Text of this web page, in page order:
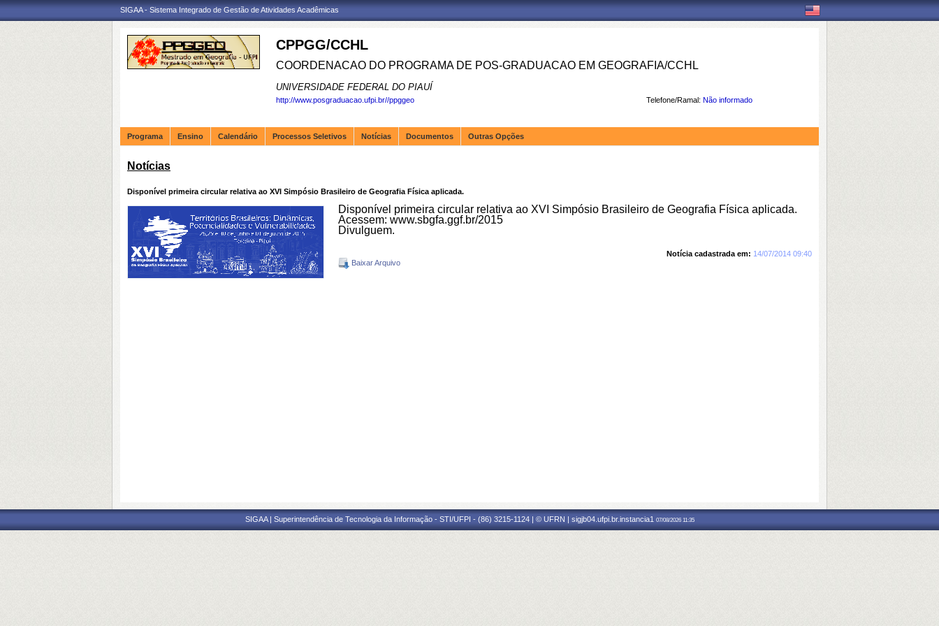
SIGAA - Sistema Integrado de Gestão de Atividades Acadêmicas
CPPGG/CCHL
COORDENACAO DO PROGRAMA DE POS-GRADUACAO EM GEOGRAFIA/CCHL
UNIVERSIDADE FEDERAL DO PIAUÍ
Telefone/Ramal: Não informado
http://www.posgraduacao.ufpi.br//ppggeo
Programa Ensino Calendário Processos Seletivos Notícias Documentos Outras Opções
Notícias
Disponível primeira circular relativa ao XVI Simpósio Brasileiro de Geografia Física aplicada.
Disponível primeira circular relativa ao XVI Simpósio Brasileiro de Geografia Física aplicada.
Acessem: www.sbgfa.ggf.br/2015
Divulguem.
Notícia cadastrada em: 14/07/2014 09:40
Baixar Arquivo
SIGAA | Superintendência de Tecnologia da Informação - STI/UFPI - (86) 3215-1124 | © UFRN | sigjb04.ufpi.br.instancia1 07/08/2026 11:35